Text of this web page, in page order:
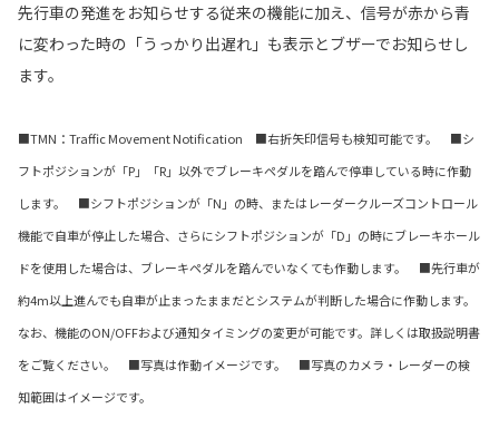
先行車の発進をお知らせする従来の機能に加え、信号が赤から青
に変わった時の「うっかり出遅れ」も表示とブザーでお知らせし
ます。
■TMN：Traffic Movement Notification ■右折矢印信号も検知可能です。 ■シ
フトポジションが「P」「R」以外でブレーキペダルを踏んで停車している時に作動
します。 ■シフトポジションが「N」の時、またはレーダークルーズコントロール
機能で自車が停止した場合、さらにシフトポジションが「D」の時にブレーキホール
ドを使用した場合は、ブレーキペダルを踏んでいなくても作動します。 ■先行車が
約4m以上進んでも自車が止まったままだとシステムが判断した場合に作動します。
なお、機能のON/OFFおよび通知タイミングの変更が可能です。詳しくは取扱説明書
をご覧ください。 ■写真は作動イメージです。 ■写真のカメラ・レーダーの検
知範囲はイメージです。